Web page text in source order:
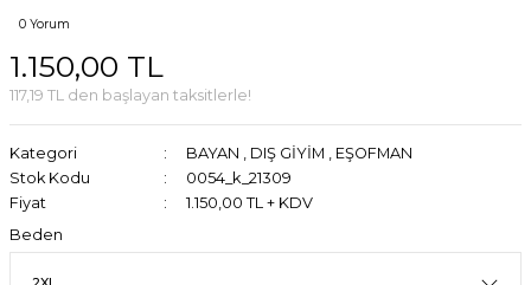
0 Yorum
1.150,00 TL
117,19 TL den başlayan taksitlerle!
Kategori BAYAN , DIŞ GİYİM , EŞOFMAN
Stok Kodu
0054_k_21309
Fiyat
1.150,00 TL + KDV
Beden